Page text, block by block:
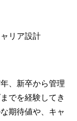
リア設計
、新卒から管理
でを経験してき
期待値や、キャ